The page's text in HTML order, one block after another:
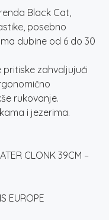
Black Cat,
posebno
dubine od 6 do 30
zahvaljujući
rukovanje.
i jezerima.
CLONK 39CM –
EUROPE